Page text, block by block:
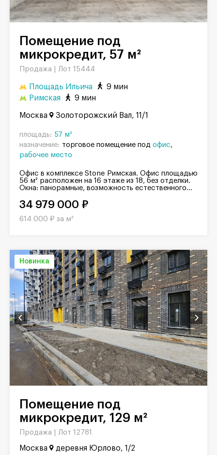
Помещение под
микрокредит, 57 м²
Продажа | Лот 15444
Площадь Ильича
9 мин
Римская
9 мин
Москва Золоторожский Вал, 11/1
площадь: 57 м²
назначение: торговое помещение под офис
рабочее место
Офис в комплексе Stone Римская. Офис площадью
56 м² расположен на 16 этаже из 18, без отделки.
Окна: панорамные, возможность естественного...
34 979 000 ₽
614 000 ₽ за м²
Новинка
Помещение под
микрокредит, 129 м²
Продажа | Лот 12781
Москва деревня Юрлово, 1/2